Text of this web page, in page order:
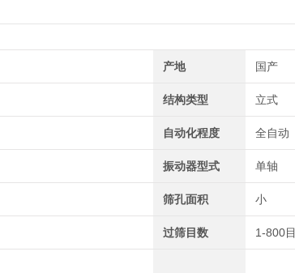
产地 国产
结构类型 立式
自动化程度 全自动
振动器型式 单轴
筛孔面积 小
过筛目数 1-800目